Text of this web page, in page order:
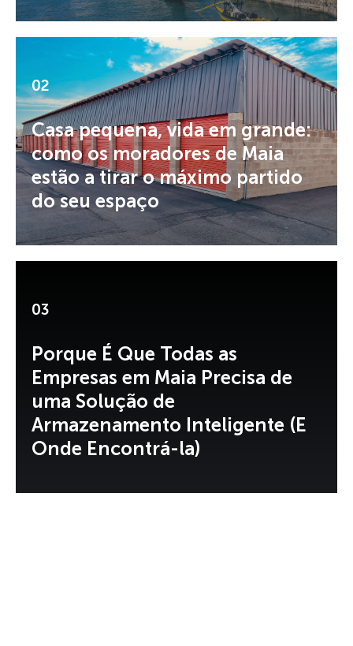
02
Casa pequena, vida em grande:
como os moradores de Maia
estão a tirar o máximo partido
do seu espaço
03
Porque É Que Todas as
Empresas em Maia Precisa de
uma Solução de
Armazenamento Inteligente (E
Onde Encontrá-la)